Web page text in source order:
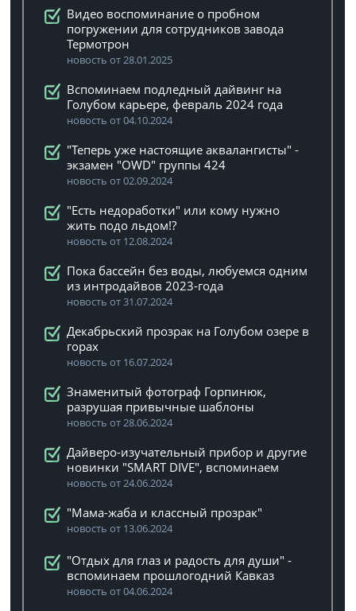
Видео воспоминание о пробном
погружении для сотрудников завода
Термотрон
новость от 28.01.2025
Вспоминаем подледный дайвинг на
Голубом карьере, февраль 2024 года
новость от 04.10.2024
"Теперь уже настоящие аквалангисты" -
экзамен "OWD" группы 424
новость от 02.09.2024
"Есть недоработки" или кому нужно
жить подо льдом!?
новость от 12.08.2024
Пока бассейн без воды, любуемся одним
из интродайвов 2023-года
новость от 31.07.2024
Декабрьский прозрак на Голубом озере в
горах
новость от 16.07.2024
Знаменитый фотограф Горпинюк,
разрушая привычные шаблоны
новость от 28.06.2024
Дайверо-изучательный прибор и другие
новинки "SMART DIVE", вспоминаем
новость от 24.06.2024
"Мама-жаба и классный прозрак"
новость от 13.06.2024
"Отдых для глаз и радость для души" -
вспоминаем прошлогодний Кавказ
новость от 04.06.2024